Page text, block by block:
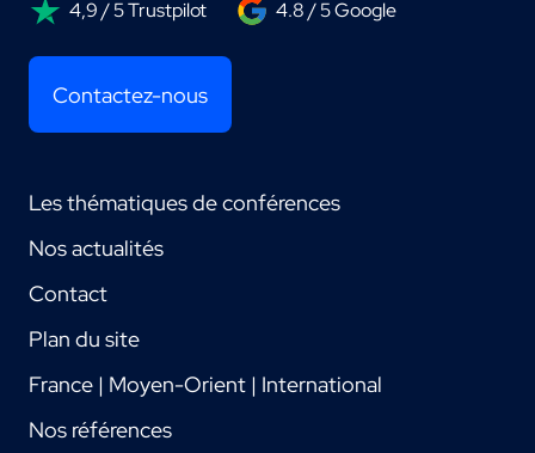
4,9 / 5 Trustpilot 4.8 / 5 Google
Contactez-nous
Les thématiques de conférences
Nos actualités
Contact
Plan du site
France | Moyen-Orient | International
Nos références